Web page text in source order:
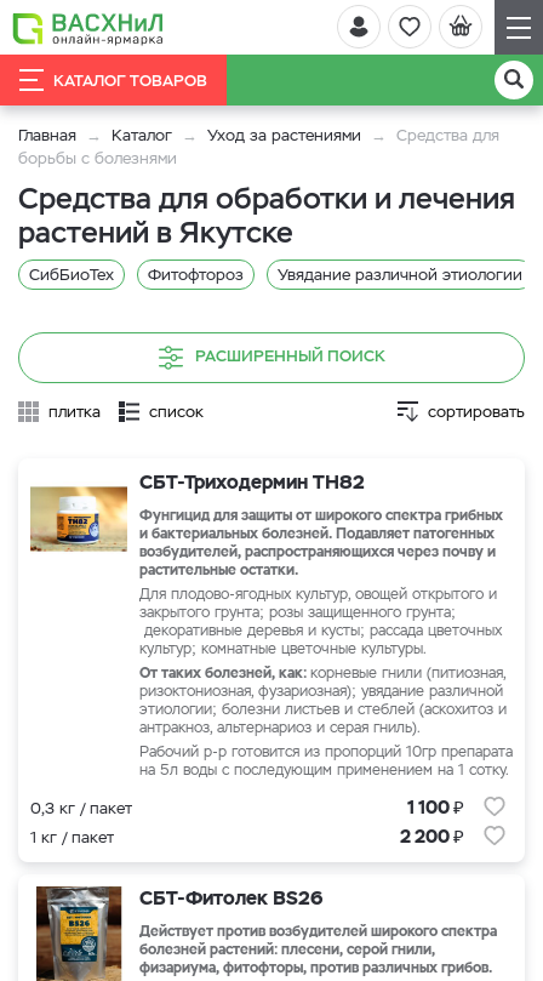
КАТАЛОГ ТОВАРОВ
Главная Каталог Уход за растениями
Средства для
борьбы с болезнями
Средства для обработки и лечения
растений в Якутске
СибБиоТех Фитофтороз Увядание различной этиологии
РАСШИРЕННЫЙ ПОИСК
плитка список сортировать
СБТ-Триходермин TH82
Фунгицид для защиты от широкого спектра грибных
и бактериальных болезней. Подавляет патогенных
возбудителей, распространяющихся через почву и
растительные остатки.
Для плодово-ягодных культур, овощей открытого и
закрытого грунта; розы защищенного грунта;
декоративные деревья и кусты; рассада цветочных
культур; комнатные цветочные культуры.
От таких болезней, как:корневые гнили (питиозная,
ризоктониозная, фузариозная); увядание различной
этиологии; болезни листьев и стеблей (аскохитоз и
антракноз, альтернариоз и серая гниль).
Рабочий р-р готовится из пропорций 10гр препарата
на 5л воды с последующим применением на 1 сотку.
0,3 кг / пакет 1 100₽
1 кг / пакет 2 200₽
СБТ-Фитолек BS26
Действует против возбудителей широкого спектра
болезней растений: плесени, серой гнили,
физариума, фитофторы, против различных грибов.